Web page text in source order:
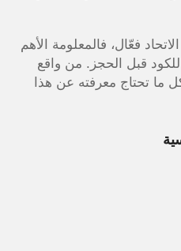
فعّال، فالمعلومة الأهم
قبل الحجز. من واقع
ما تحتاج معرفته عن هذا